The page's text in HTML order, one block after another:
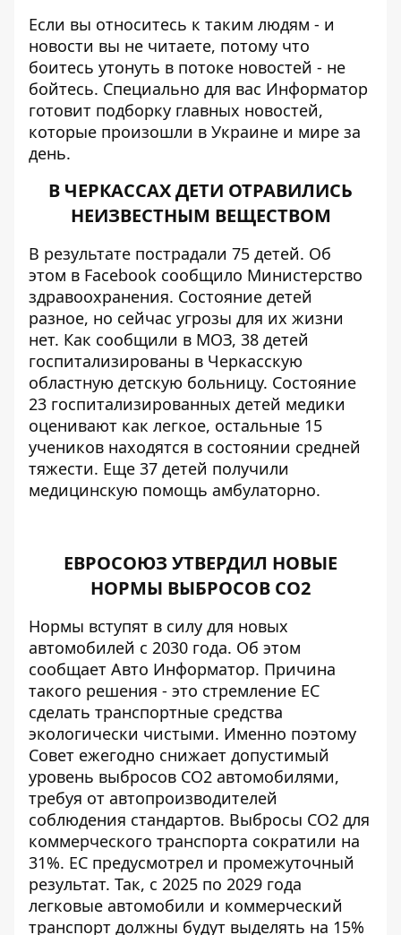
Если вы относитесь к таким людям - и
новости вы не читаете, потому что
боитесь утонуть в потоке новостей - не
бойтесь. Специально для вас Информатор
готовит подборку главных новостей,
которые произошли в Украине и мире за
день.
В ЧЕРКАССАХ ДЕТИ ОТРАВИЛИСЬ
НЕИЗВЕСТНЫМ ВЕЩЕСТВОМ
В результате пострадали 75 детей. Об
этом в Facebook сообщило Министерство
здравоохранения. Состояние детей
разное, но сейчас угрозы для их жизни
нет. Как сообщили в МОЗ, 38 детей
госпитализированы в Черкасскую
областную детскую больницу. Состояние
23 госпитализированных детей медики
оценивают как легкое, остальные 15
учеников находятся в состоянии средней
тяжести. Еще 37 детей получили
медицинскую помощь амбулаторно.
ЕВРОСОЮЗ УТВЕРДИЛ НОВЫЕ
НОРМЫ ВЫБРОСОВ СО2
Нормы вступят в силу для новых
автомобилей с 2030 года. Об этом
сообщает Авто Информатор. Причина
такого решения - это стремление ЕС
сделать транспортные средства
экологически чистыми. Именно поэтому
Совет ежегодно снижает допустимый
уровень выбросов СО2 автомобилями,
требуя от автопроизводителей
соблюдения стандартов. Выбросы СО2 для
коммерческого транспорта сократили на
31%. ЕС предусмотрел и промежуточный
результат. Так, с 2025 по 2029 года
легковые автомобили и коммерческий
транспорт должны будут выделять на 15%